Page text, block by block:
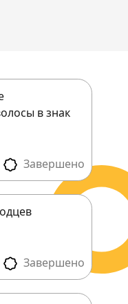
в знак
Завершено
Завершено